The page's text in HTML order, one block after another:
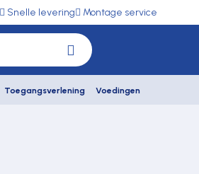
Snelle levering Montage service
Toegangsverlening Voedingen